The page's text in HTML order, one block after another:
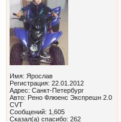
Имя: Ярослав
Регистрация: 22.01.2012
Адрес: Санкт-Петербург
Авто: Рено Флюенс Экспрешн 2.0
CVT
Сообщений: 1,605
Сказал(а) спасибо: 262